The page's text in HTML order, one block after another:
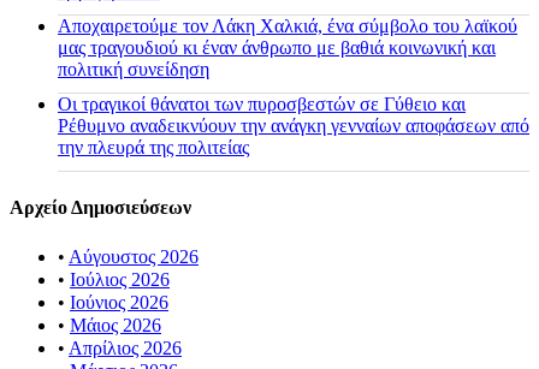
Αποχαιρετούμε τον Λάκη Χαλκιά, ένα σύμβολο του λαϊκού
μας τραγουδιού κι έναν άνθρωπο με βαθιά κοινωνική και
πολιτική συνείδηση
Οι τραγικοί θάνατοι των πυροσβεστών σε Γύθειο και
Ρέθυμνο αναδεικνύουν την ανάγκη γενναίων αποφάσεων από
την πλευρά της πολιτείας
Αρχείο Δημοσιεύσεων
• Αύγουστος 2026
• Ιούλιος 2026
• Ιούνιος 2026
• Μάιος 2026
• Απρίλιος 2026